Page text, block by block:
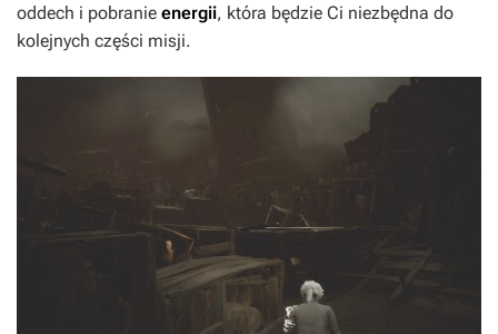
oddech i pobranie energii, która będzie Ci niezbędna do
kolejnych części misji.